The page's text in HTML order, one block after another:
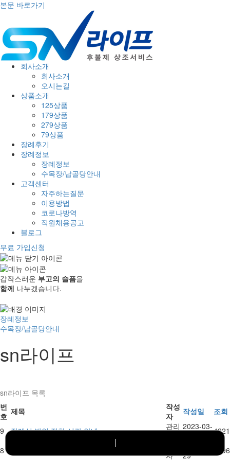
본문 바로가기
회사소개
회사소개
오시는길
상품소개
125상품
179상품
279상품
79상품
장례후기
장례정보
장례정보
수목장/납골당안내
고객센터
자주하는질문
이용방법
코로나방역
직원채용공고
블로그
무료 가입신청
갑작스러운 부고의 슬픔을
함께 나누겠습니다.
장례정보
수목장/납골당안내
sn라이프
sn라이프 목록
번
호 제목
작성
자
작성일
조회
9
장례식 발인 절차 시간 안내
관리 2023-03-4221
8
자
29
4196